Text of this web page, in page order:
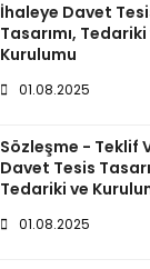
İhaleye Davet
Tasarımı, Tedariki
Kurulumu
01.08.2025
Sözleşme - Teklif
Davet Tesis
Tedariki ve
01.08.2025